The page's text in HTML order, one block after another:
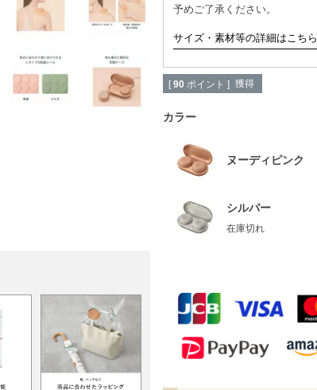
予めご了承ください。
サイズ・素材等の詳細はこちら
[ 90 ポイント ] 獲得
カラー
ヌーディピンク
シルバー
在庫切れ